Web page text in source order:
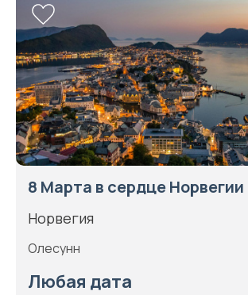
8 Марта в сердце Норвегии
Норвегия
Олесунн
Любая дата